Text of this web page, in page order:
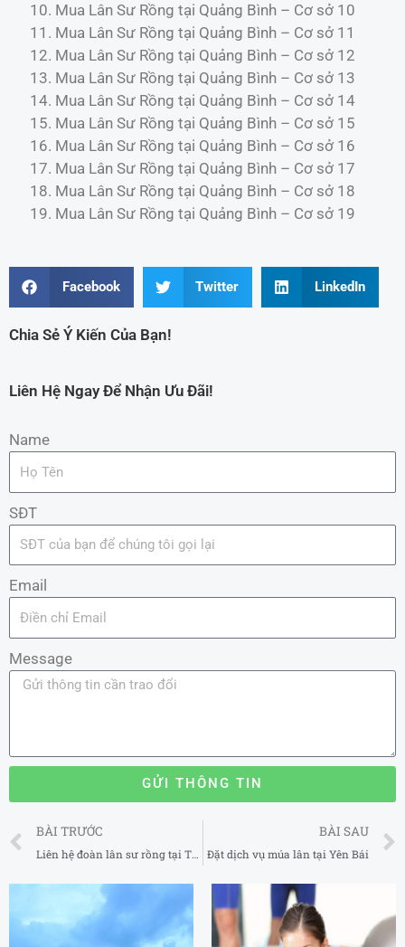
Mua Lân Sư Rồng tại Quảng Bình – Cơ sở 10
Mua Lân Sư Rồng tại Quảng Bình – Cơ sở 11
Mua Lân Sư Rồng tại Quảng Bình – Cơ sở 12
Mua Lân Sư Rồng tại Quảng Bình – Cơ sở 13
Mua Lân Sư Rồng tại Quảng Bình – Cơ sở 14
Mua Lân Sư Rồng tại Quảng Bình – Cơ sở 15
Mua Lân Sư Rồng tại Quảng Bình – Cơ sở 16
Mua Lân Sư Rồng tại Quảng Bình – Cơ sở 17
Mua Lân Sư Rồng tại Quảng Bình – Cơ sở 18
Mua Lân Sư Rồng tại Quảng Bình – Cơ sở 19
Facebook Twitter LinkedIn
Chia Sẻ Ý Kiến Của Bạn!
Liên Hệ Ngay Để Nhận Ưu Đãi!
Name
SĐT
Email
Message
GỬI THÔNG TIN
Prev
BÀI TRƯỚC
Liên hệ đoàn lân sư rồng tại Thái Bình
BÀI SAU
Đặt dịch vụ múa lân tại Yên Bái